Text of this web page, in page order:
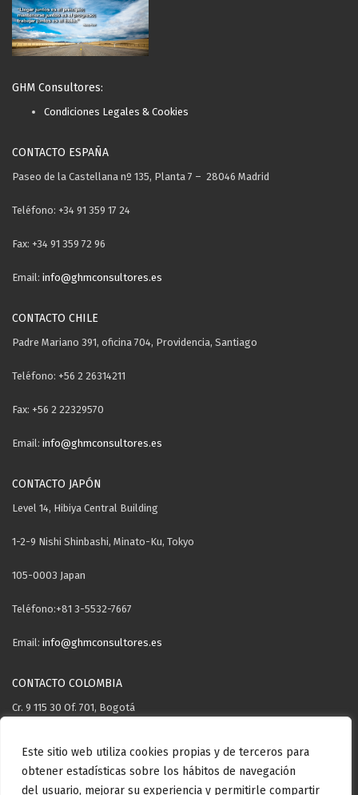
Este sitio web utiliza cookies propias y de terceros para
obtener estadísticas sobre los hábitos de navegación
del usuario, mejorar su experiencia y permitirle compartir
GHM Consultores:
Condiciones Legales & Cookies
CONTACTO ESPAÑA
Paseo de la Castellana nº 135, Planta 7 – 28046 Madrid
Teléfono: +34 91 359 17 24
Fax: +34 91 359 72 96
Email: info@ghmconsultores.es
CONTACTO CHILE
Padre Mariano 391, oficina 704, Providencia, Santiago
Teléfono: +56 2 26314211
Fax: +56 2 22329570
Email: info@ghmconsultores.es
CONTACTO JAPÓN
Level 14, Hibiya Central Building
1-2-9 Nishi Shinbashi, Minato-Ku, Tokyo
105-0003 Japan
Teléfono:+81 3-5532-7667
Email: info@ghmconsultores.es
CONTACTO COLOMBIA
Cr. 9 115 30 Of. 701, Bogotá
Email:info@ghmconsultores.es